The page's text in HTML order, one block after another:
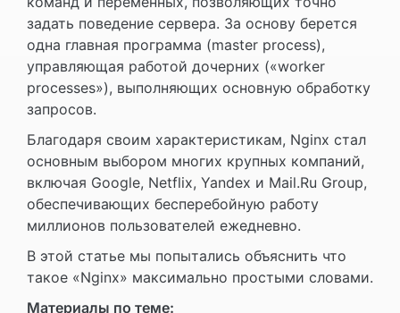
задать поведение сервера. За основу берется
одна главная программа (master process),
управляющая работой дочерних («worker
processes»), выполняющих основную обработку
запросов.
Благодаря своим характеристикам, Nginx стал
основным выбором многих крупных компаний,
включая Google, Netflix, Yandex и Mail.Ru Group,
обеспечивающих бесперебойную работу
миллионов пользователей ежедневно.
В этой статье мы попытались объяснить что
такое «Nginx» максимально простыми словами.
Материалы по теме: